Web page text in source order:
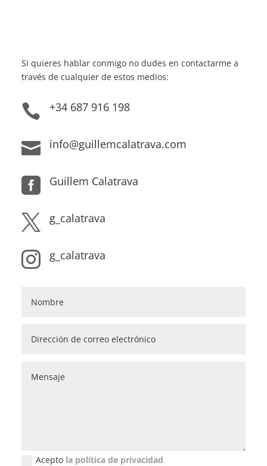
Si quieres hablar conmigo no dudes en contactarme a
través de cualquier de estos medios:
 +34 687 916 198
 info@guillemcalatrava.com
 Guillem Calatrava
 g_calatrava
 g_calatrava
Acepto la política de privacidad